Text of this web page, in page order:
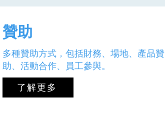
​贊助
多種贊助方式，包括財務、場地、產品贊
助、活動合作、員工參與。
了解更多